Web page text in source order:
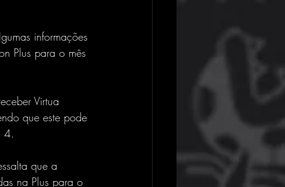
informações
Plus para o mês
Virtua
que este pode
4.
que a
na Plus para o